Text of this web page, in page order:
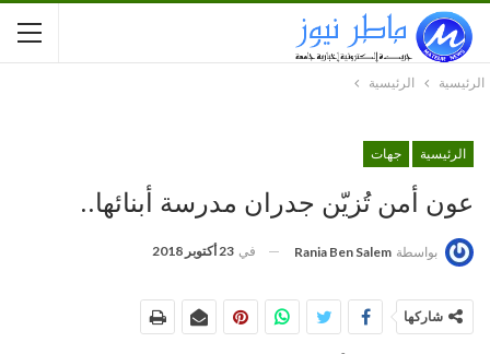
الرئيسية الرئيسية
الرئيسية جهات
عون أمن تُزيّن جدران مدرسة أبنائها..
بواسطة Rania Ben Salem في 23 أكتوبر 2018
شاركها